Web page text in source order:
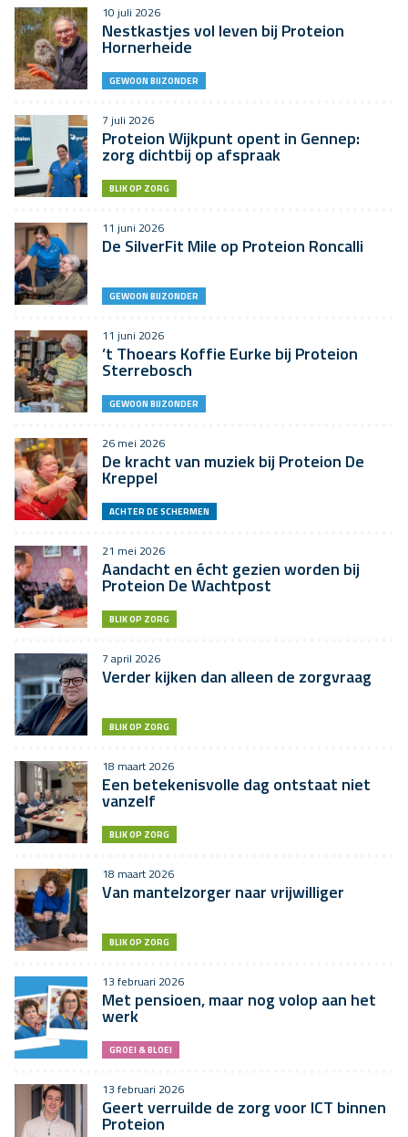
10 juli 2026
Nestkastjes vol leven bij Proteion
Hornerheide
GEWOON BIJZONDER
7 juli 2026
Proteion Wijkpunt opent in Gennep:
zorg dichtbij op afspraak
BLIK OP ZORG
11 juni 2026
De SilverFit Mile op Proteion Roncalli
GEWOON BIJZONDER
11 juni 2026
’t Thoears Koffie Eurke bij Proteion
Sterrebosch
GEWOON BIJZONDER
26 mei 2026
De kracht van muziek bij Proteion De
Kreppel
ACHTER DE SCHERMEN
21 mei 2026
Aandacht en écht gezien worden bij
Proteion De Wachtpost
BLIK OP ZORG
7 april 2026
Verder kijken dan alleen de zorgvraag
BLIK OP ZORG
18 maart 2026
Een betekenisvolle dag ontstaat niet
vanzelf
BLIK OP ZORG
18 maart 2026
Van mantelzorger naar vrijwilliger
BLIK OP ZORG
13 februari 2026
Met pensioen, maar nog volop aan het
werk
GROEI & BLOEI
13 februari 2026
Geert verruilde de zorg voor ICT binnen
Proteion